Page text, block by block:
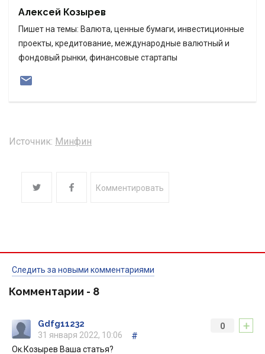
Алексей Козырев
Пишет на темы: Валюта, ценные бумаги, инвестиционные
проекты, кредитование, международные валютный и
фондовый рынки, финансовые стартапы
Источник: Минфин
Комментировать
Следить за новыми комментариями
Комментарии - 8
+
0
Gdfg11232
31 января 2022, 10:06
#
Ок.Козырев Ваша статья?